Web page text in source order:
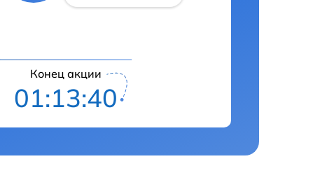
Конец акции
01:13:40